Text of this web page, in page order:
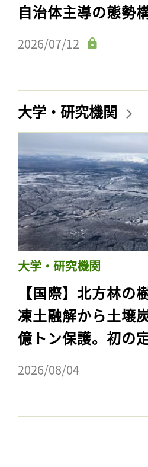
自治体主導の態勢
2026/07/12
大学・研究機関
大学・研究機関
【国際】北方林の
凍土融解から土壌
億トン保護。初の
2026/08/04